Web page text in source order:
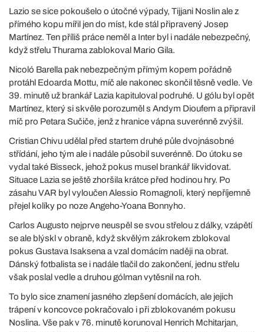
Lazio se sice pokoušelo o útočné výpady, Tijjani Noslin ale z
přímého kopu mířil jen do míst, kde stál připravený Josep
Martínez. Ten příliš práce neměl a Inter byl i nadále nebezpečný,
když střelu Thurama zablokoval Mario Gila.
Nicoló Barella pak nebezpečným přímým kopem pořádně
protáhl Edoarda Mottu, míč ale nakonec skončil těsně vedle. Ve
39. minutě už brankář Lazia kapituloval podruhé. U gólu byl opět
Martínez, který si skvěle porozuměl s Andym Dioufem a připravil
míč pro Petara Sučiče, jenž z hranice vápna suverénně zvýšil.
Cristian Chivu udělal před startem druhé půle dvojnásobné
střídání, jeho tým ale i nadále působil suverénně. Do útoku se
vydal také Bisseck, jehož pokus musel brankář likvidovat.
Situace Lazia se ještě zhoršila krátce před hodinou hry. Po
zásahu VAR byl vyloučen Alessio Romagnoli, který nepříjemně
přejel kolíky po noze Angeho-Yoana Bonnyho.
Carlos Augusto nejprve neuspěl se svou střelou z dálky, vzápětí
se ale blýskl v obraně, když skvělým zákrokem zblokoval
pokus Gustava Isaksena a vzal domácím naději na obrat.
Dánský fotbalista se i nadále tlačil do zakončení, jednu střelu
však poslal vedle a druhou gólman vytěsnil na roh.
To bylo sice znamení jasného zlepšení domácích, ale jejich
trápení v koncovce pokračovalo i při zblokovaném pokusu
Noslina. Vše pak v 76. minutě korunoval Henrich Mchitarjan,